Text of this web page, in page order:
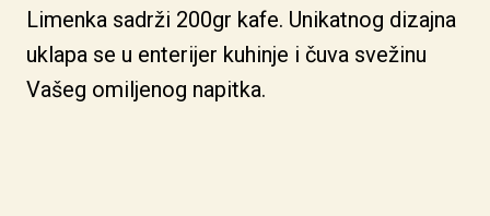
Limenka sadrži 200gr kafe. Unikatnog dizajna
uklapa se u enterijer kuhinje i čuva svežinu
Vašeg omiljenog napitka.